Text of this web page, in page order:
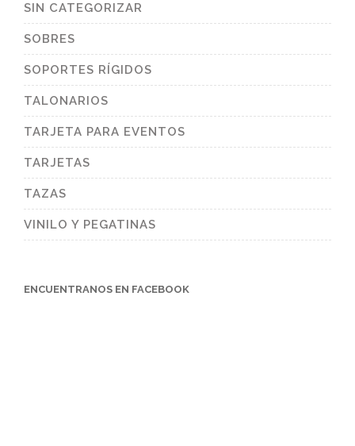
SIN CATEGORIZAR
SOBRES
SOPORTES RÍGIDOS
TALONARIOS
TARJETA PARA EVENTOS
TARJETAS
TAZAS
VINILO Y PEGATINAS
ENCUENTRANOS EN FACEBOOK